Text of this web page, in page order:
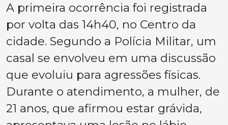
A primeira ocorrência foi registrada
por volta das 14h40, no Centro da
cidade. Segundo a Polícia Militar, um
casal se envolveu em uma discussão
que evoluiu para agressões físicas.
Durante o atendimento, a mulher, de
21 anos, que afirmou estar grávida,